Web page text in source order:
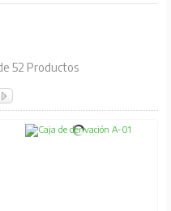
52 Productos